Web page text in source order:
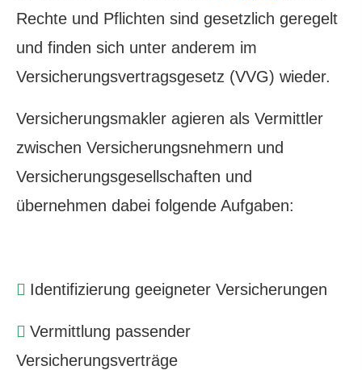
Rechte und Pflichten sind gesetzlich geregelt
und finden sich unter anderem im
Versicherungsvertragsgesetz (VVG) wieder.
Ver­sicherungs­makler agieren als Vermittler
zwischen Versicherungsnehmern und
Versicherungsgesellschaften und
übernehmen dabei folgende Aufgaben:
Identifizierung geeigneter Versicherungen
Vermittlung passender
Versicherungsverträge